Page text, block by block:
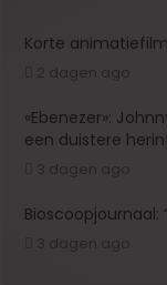
Korte animatiefilm
2 dagen ago
«Ebenezer»:
een duistere
3 dagen ago
Bioscoopjournaal:
3 dagen ago